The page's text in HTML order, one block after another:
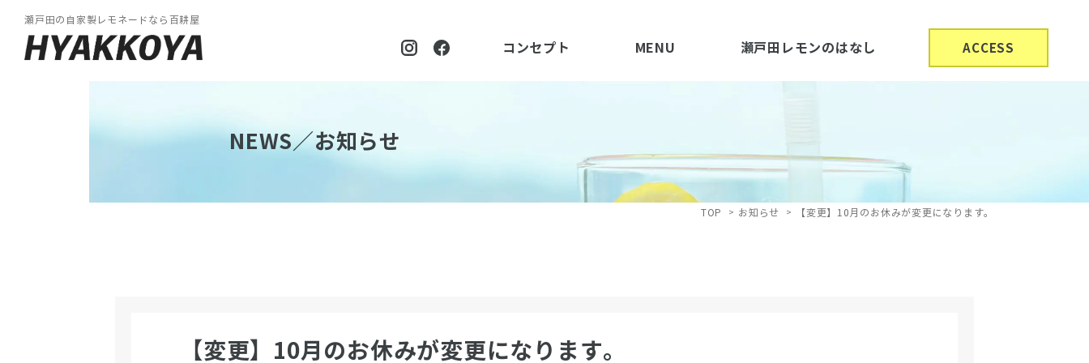
瀬戸田の自家製レモネードなら百耕屋
コンセプト MENU 瀬戸田レモンのはなし ACCESS
NEWS／お知らせ
TOP お知らせ 【変更】10月のお休みが変更になります。
【変更】10月のお休みが変更になります。